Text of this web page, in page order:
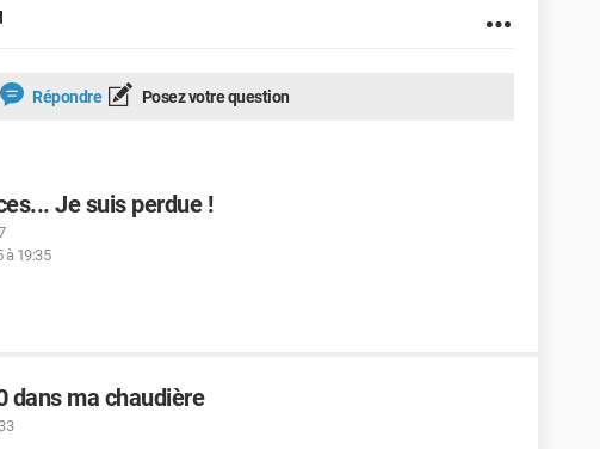
Répondre Posez votre question
Je suis perdue !
à 19:35
dans ma chaudière